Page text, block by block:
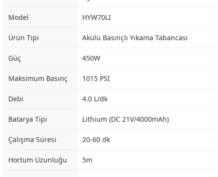
Model HYW70LI
Ürün Tipi Akülü Basınçlı Yıkama Tabancası
Güç 450W
Maksimum Basınç 1015 PSI
Debi 4.0 L/dk
Batarya Tipi Lithium (DC 21V/4000mAh)
Çalışma Süresi 20-60 dk
Hortum Uzunluğu 5m